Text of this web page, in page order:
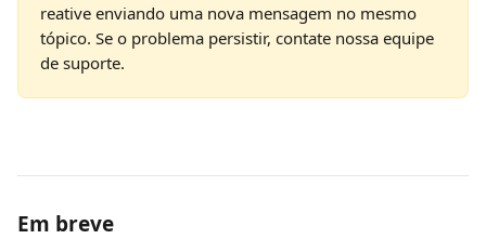
reative enviando uma nova mensagem no mesmo
tópico. Se o problema persistir, contate nossa equipe
de suporte.
Em breve